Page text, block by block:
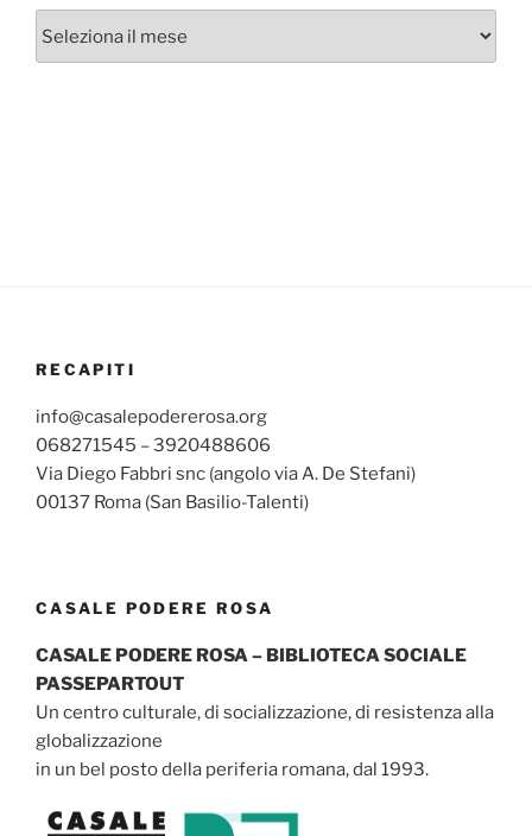
RECAPITI
info@casalepodererosa.org
068271545 – 3920488606
Via Diego Fabbri snc (angolo via A. De Stefani)
00137 Roma (San Basilio-Talenti)
CASALE PODERE ROSA
CASALE PODERE ROSA – BIBLIOTECA SOCIALE
PASSEPARTOUT
Un centro culturale, di socializzazione, di resistenza alla
globalizzazione
in un bel posto della periferia romana, dal 1993.